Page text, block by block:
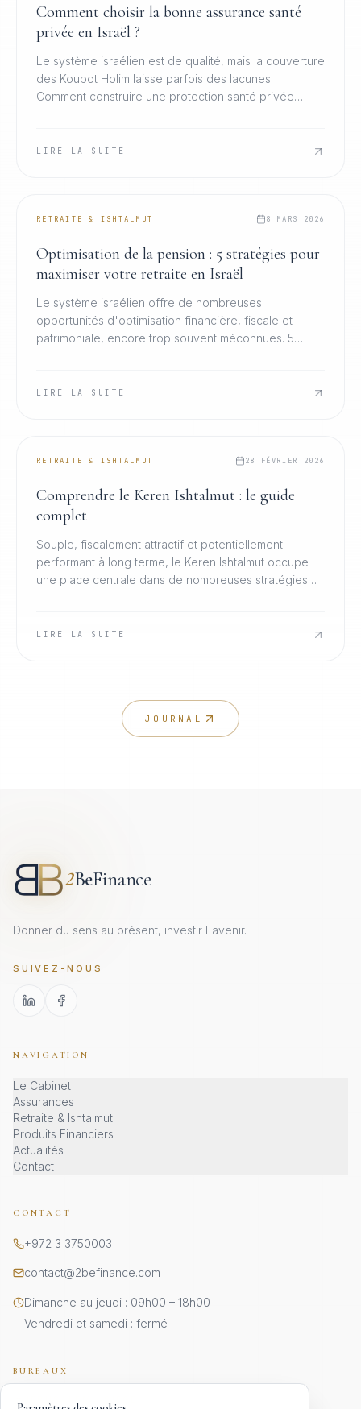
Comment choisir la bonne assurance santé
privée en Israël ?
Le système israélien est de qualité, mais la couverture
des Koupot Holim laisse parfois des lacunes.
Comment construire une protection santé privée
LIRE LA SUITE
RETRAITE & ISHTALMUT 8 MARS 2026
Optimisation de la pension : 5 stratégies pour
maximiser votre retraite en Israël
Le système israélien offre de nombreuses
opportunités d'optimisation financière, fiscale et
patrimoniale, encore trop souvent méconnues. 5
LIRE LA SUITE
RETRAITE & ISHTALMUT 28 FÉVRIER 2026
Comprendre le Keren Ishtalmut : le guide
complet
Souple, fiscalement attractif et potentiellement
performant à long terme, le Keren Ishtalmut occupe
une place centrale dans de nombreuses stratégies
LIRE LA SUITE
JOURNAL
2BeFinance
Donner du sens au présent, investir l'avenir.
SUIVEZ-NOUS
NAVIGATION
Le Cabinet
Assurances
Retraite & Ishtalmut
Produits Financiers
Actualités
Contact
CONTACT
+972 3 3750003
contact@2befinance.com
Dimanche au jeudi : 09h00 – 18h00
Vendredi et samedi : fermé
BUREAUX